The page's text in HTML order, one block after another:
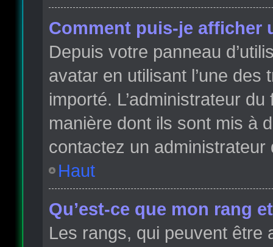
Comment puis-je afficher
Depuis votre panneau
avatar en utilisant l’une
importé. L’administrateur
manière dont ils sont mis à
contactez un administrateur
Haut
Qu’est-ce que mon rang
Les rangs, qui peuvent être